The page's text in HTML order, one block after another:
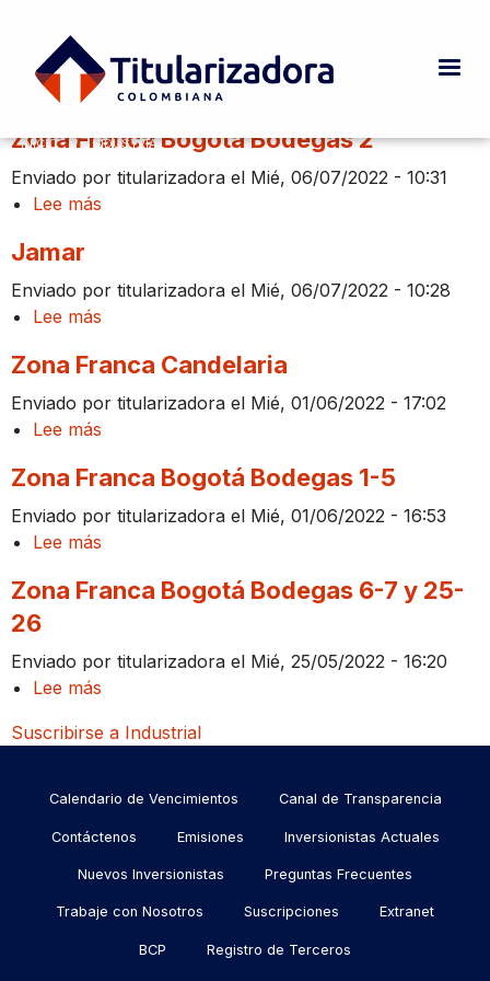
Industrial
Ruta de navegación
INICIO CURRENT:
INDUSTRIAL
Zona Franca Bogotá Bodegas 2
Enviado por titularizadora el Mié, 06/07/2022 - 10:31
Lee más
Bogotá
Jamar
Enviado por titularizadora el Mié, 06/07/2022 - 10:28
Lee más
Zona Franca Candelaria
Enviado por titularizadora el Mié, 01/06/2022 - 17:02
Lee más
Franca
Candelaria
Zona Franca Bogotá Bodegas 1-5
Enviado por titularizadora el Mié, 01/06/2022 - 16:53
Lee más
Franca
Bodegas
Zona Franca Bogotá Bodegas 6-7 y 25-
26
Enviado por titularizadora el Mié, 25/05/2022 - 16:20
Lee más
Franca
Bodegas
y
25-
Suscribirse a Industrial
Menu
footer
Calendario de Vencimientos Canal de Transparencia
Contáctenos Emisiones Inversionistas Actuales
Nuevos Inversionistas Preguntas Frecuentes
Trabaje con Nosotros Suscripciones Extranet
BCP Registro de Terceros